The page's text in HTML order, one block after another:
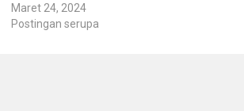
Maret 24, 2024
Postingan serupa